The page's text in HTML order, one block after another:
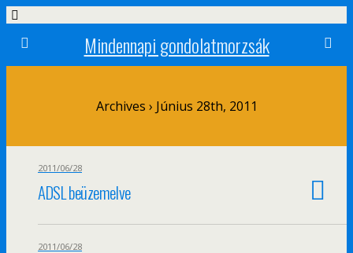
Mindennapi gondolatmorzsák
Archives › Június 28th, 2011
2011/06/28
ADSL beüzemelve
2011/06/28